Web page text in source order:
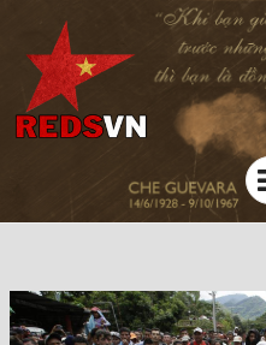
Kênh chia sẻ tri thức cộng đồng